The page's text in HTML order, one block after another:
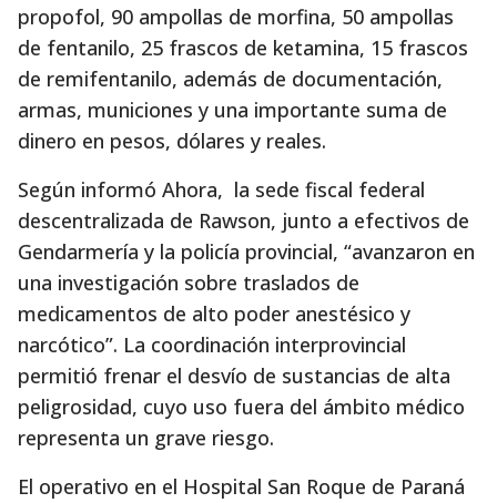
propofol, 90 ampollas de morfina, 50 ampollas
de fentanilo, 25 frascos de ketamina, 15 frascos
de remifentanilo, además de documentación,
armas, municiones y una importante suma de
dinero en pesos, dólares y reales.
Según informó Ahora, la sede fiscal federal
descentralizada de Rawson, junto a efectivos de
Gendarmería y la policía provincial, “avanzaron en
una investigación sobre traslados de
medicamentos de alto poder anestésico y
narcótico”. La coordinación interprovincial
permitió frenar el desvío de sustancias de alta
peligrosidad, cuyo uso fuera del ámbito médico
representa un grave riesgo.
El operativo en el Hospital San Roque de Paraná